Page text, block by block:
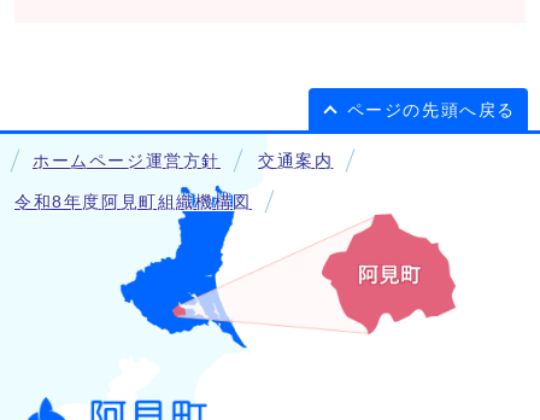
ページの先頭へ戻る
ホームページ運営方針 交通案内
令和8年度阿見町組織機構図